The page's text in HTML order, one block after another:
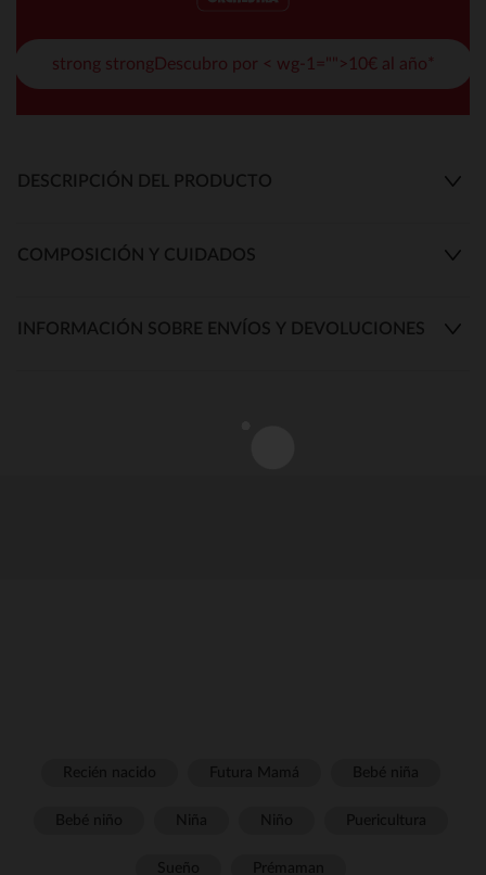
strong strongDescubro por < wg-1="">10€ al año*
DESCRIPCIÓN DEL PRODUCTO
COMPOSICIÓN Y CUIDADOS
INFORMACIÓN SOBRE ENVÍOS Y DEVOLUCIONES